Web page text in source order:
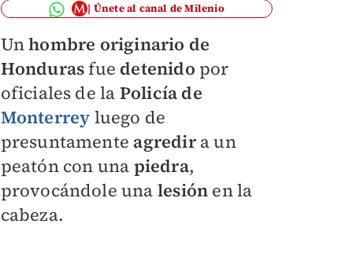
Únete al canal de Milenio
Unhombre originario de
Hondurasfue detenido por
oficiales de la Policía de
Monterrey luego de
presuntamente agredira un
peatón con una piedra,
provocándole una lesión en la
cabeza.